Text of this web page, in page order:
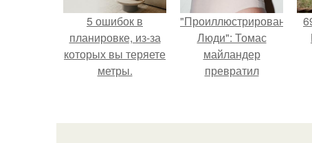
5 ошибок в
планировке, из-за
которых вы теряете
метры.
"Проиллюстрированные
Люди": Томас
майландер
превратил